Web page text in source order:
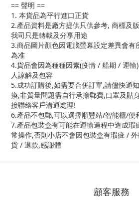
== 聲明 ==
1. 本貨品為平行進口正貨
2.產品資料是廠方提供只供參考, 商標及
我司只是轉載及分享用途
3.商品圖片顏色因電腦螢幕設定差異會有
為准
4.貨品會因為種種因素(疫情 / 船期 / 運輸
人諒解及包容
5.成功訂購後,如需要合併訂單,請儘快通
換,非質量問題需自行承擔郵費,口罩及貼
接聯絡客戶溝通處理!
6.產品不包郵,可以選擇順豐站/智能櫃/便
7.產品包裝盒有可能在運輸過程中造成瑕
常操作,否則小店不會因包裝盒有瑕疵 /
貨 / 退款,感謝體
顧客服務